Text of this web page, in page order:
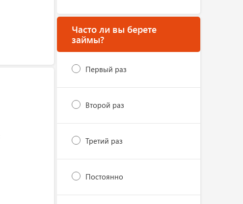
Часто ли вы берете
займы?
Первый раз
Второй раз
Третий раз
Постоянно